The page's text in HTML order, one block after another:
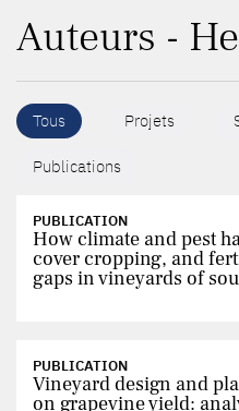
Auteurs -
Tous Projets
Publications
PUBLICATION
How climate and pest
cover cropping, and
gaps in vineyards of
PUBLICATION
Vineyard design and
on grapevine yield: